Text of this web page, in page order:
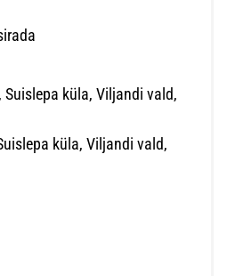
küla, Viljandi vald,
küla, Viljandi vald,